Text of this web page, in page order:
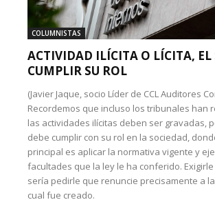
COLUMNISTAS
ACTIVIDAD ILÍCITA O LÍCITA, EL
CUMPLIR SU ROL
(Javier Jaque, socio Líder de CCL Auditores
Recordemos que incluso los tribunales han
las actividades ilícitas deben ser gravadas,
debe cumplir con su rol en la sociedad,
principal es aplicar la normativa vigente y
facultades que la ley le ha conferido.
sería pedirle que renuncie precisamente a
cual fue creado.